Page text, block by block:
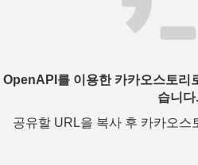
OpenAPI를 이용한 카카오스토리
습니다.
공유할 URL을 복사 후 카카오스